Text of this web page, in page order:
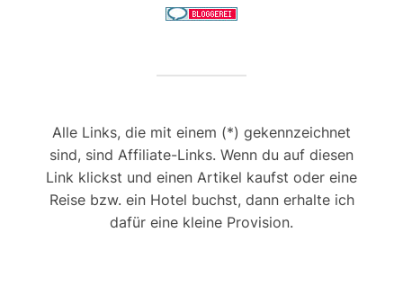
Alle Links, die mit einem (*) gekennzeichnet
sind, sind Affiliate-Links. Wenn du auf diesen
Link klickst und einen Artikel kaufst oder eine
Reise bzw. ein Hotel buchst, dann erhalte ich
dafür eine kleine Provision.